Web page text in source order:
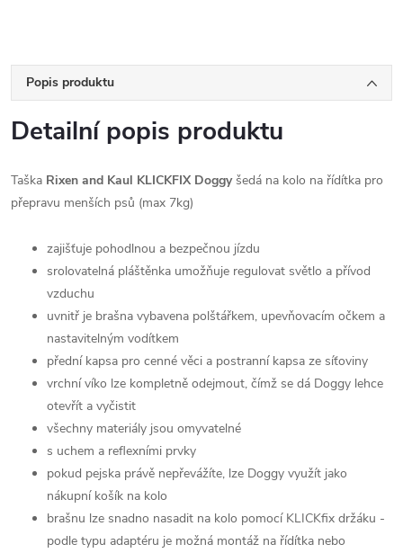
Popis produktu
Detailní popis produktu
Taška Rixen and Kaul KLICKFIX Doggyšedá na kolo na řídítka pro
přepravu menších psů (max 7kg)
zajišťuje pohodlnou a bezpečnou jízdu
srolovatelná pláštěnka umožňuje regulovat světlo a přívod
vzduchu
uvnitř je brašna vybavena polštářkem, upevňovacím očkem a
nastavitelným vodítkem
přední kapsa pro cenné věci a postranní kapsa ze síťoviny
vrchní víko lze kompletně odejmout, čímž se dá Doggy lehce
otevřít a vyčistit
všechny materiály jsou omyvatelné
s uchem a reflexními prvky
pokud pejska právě nepřevážíte, lze Doggy využít jako
nákupní košík na kolo
brašnu lze snadno nasadit na kolo pomocí KLICKfix držáku -
podle typu adaptéru je možná montáž na řídítka nebo